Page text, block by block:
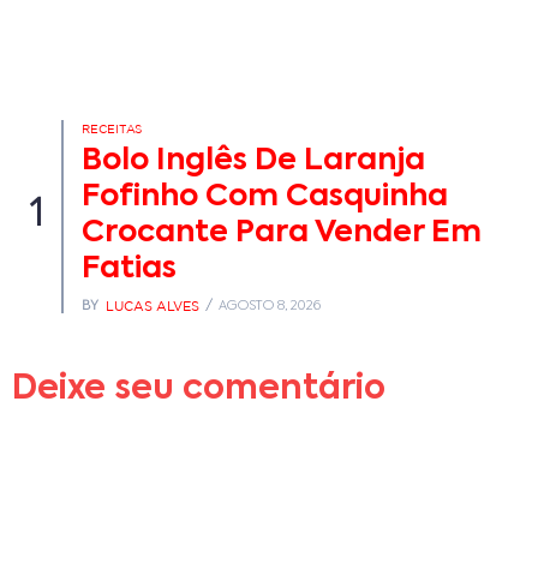
1
RECEITAS
Bolo Inglês De Laranja
Fofinho Com Casquinha
Crocante Para Vender Em
Fatias
BY LUCAS ALVES AGOSTO 8, 2026
Deixe seu comentário